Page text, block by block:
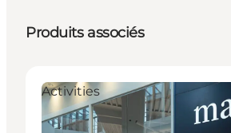
Produits associés
Activities